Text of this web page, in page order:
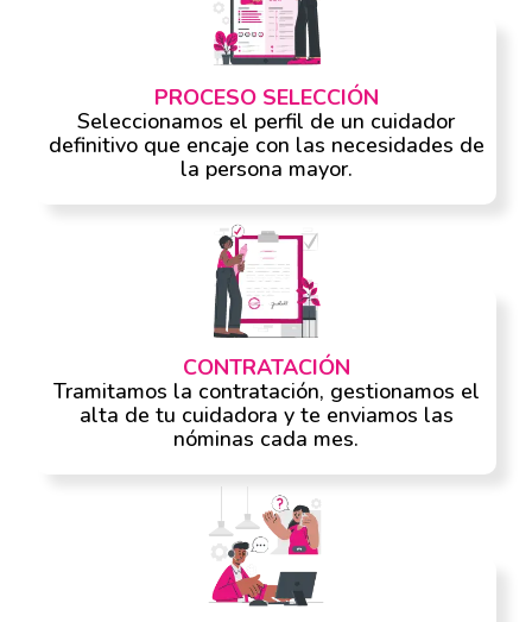
PROCESO SELECCIÓN
Seleccionamos el perfil de un cuidador
definitivo que encaje con las necesidades de
la persona mayor.
CONTRATACIÓN
Tramitamos la contratación, gestionamos el
alta de tu cuidadora y te enviamos las
nóminas cada mes.